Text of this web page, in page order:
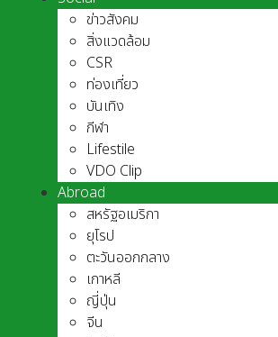
ข่าวสังคม
สิ่งแวดล้อม
CSR
ท่องเที่ยว
บันเทิง
กีฬา
Lifestile
VDO Clip
Abroad
สหรัฐอเมริกา
ยุโรป
ตะวันออกกลาง
เกาหลี
ญี่ปุ่น
จีน